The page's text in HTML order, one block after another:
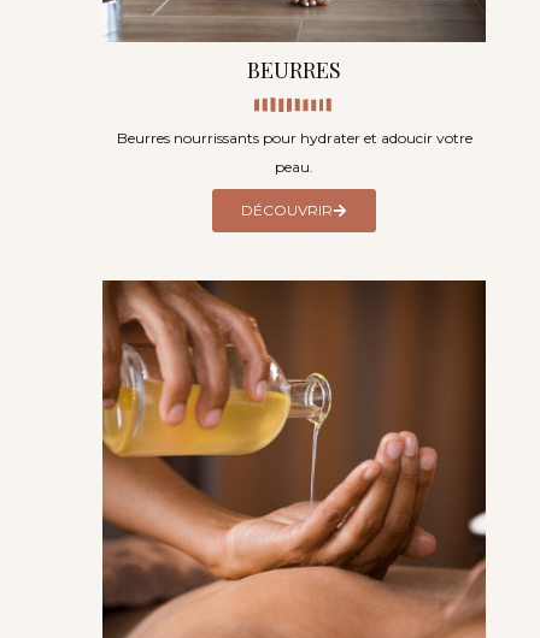
BEURRES
Beurres nourrissants pour hydrater et adoucir votre
peau.
DÉCOUVRIR